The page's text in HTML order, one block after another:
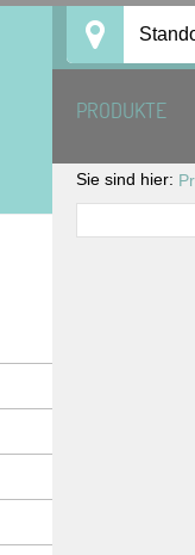
PRODUKTE
Sie sind hier: